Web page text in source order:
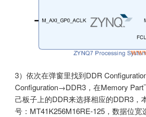
3）依次在弹窗里找到DDR
Configuration→DDR3，在Memory Part
己板子上的DDR来选择相应的DDR3，
号：MT41K256M16RE-125，数据位宽